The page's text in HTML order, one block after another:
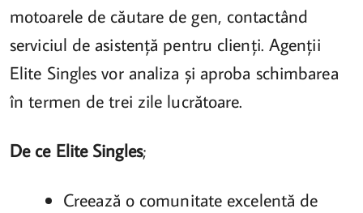
motoarele de căutare de gen, contactând
serviciul de asistență pentru clienți. Agenții
Elite Singles vor analiza și aproba schimbarea
în termen de trei zile lucrătoare.
De ce Elite Singles;
Creează o comunitate excelentă de